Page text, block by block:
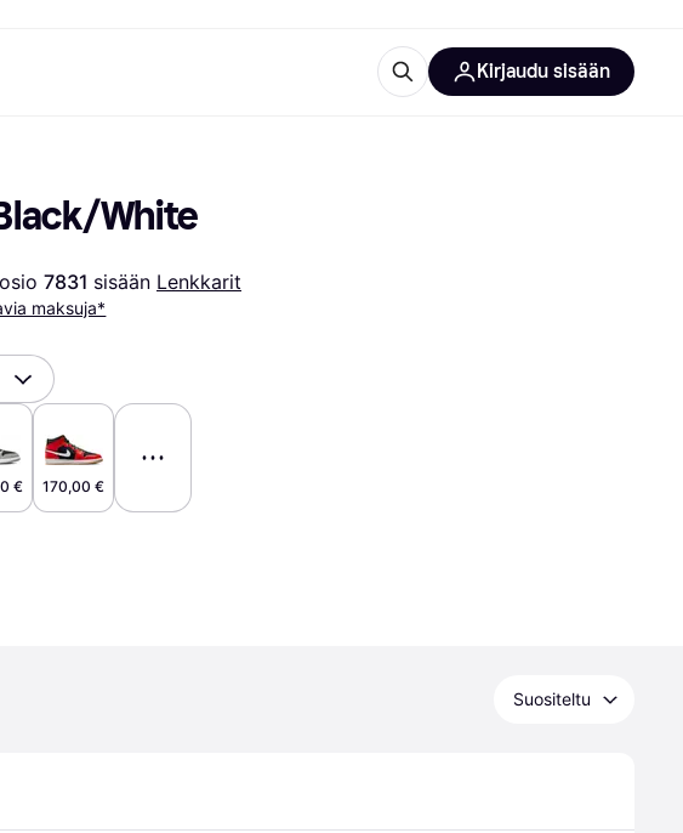
Musiikki
Kirjaudu sisään
White
7831 sisään Lenkkarit
maksuja*
€ 170,00 €
Suositeltu